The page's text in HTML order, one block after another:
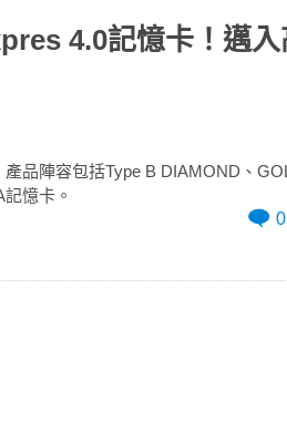
4.0記憶卡！邁入
品陣容包括Type B DIAMOND、
憶卡。
0